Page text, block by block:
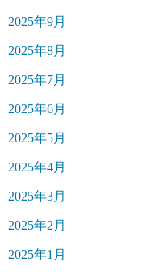
2025年9月
2025年8月
2025年7月
2025年6月
2025年5月
2025年4月
2025年3月
2025年2月
2025年1月